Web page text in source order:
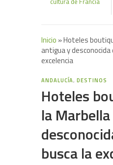
Inicio »Hoteles
antigua y desconocida
excelencia
ANDALUCÍA,DESTINOS
Hoteles
la
busca la